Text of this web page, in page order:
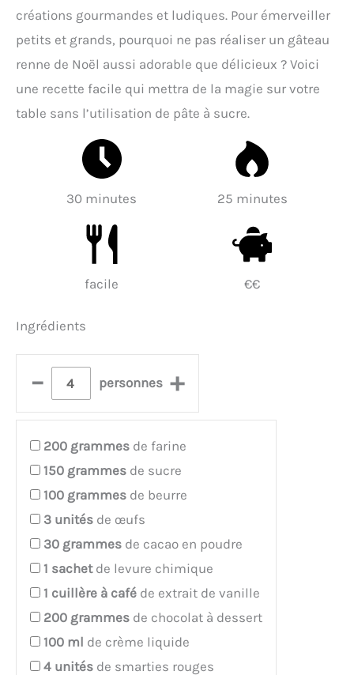
créations gourmandes et ludiques. Pour émerveiller
petits et grands, pourquoi ne pas réaliser un gâteau
renne de Noël aussi adorable que délicieux ? Voici
une recette facile qui mettra de la magie sur votre
table sans l’utilisation de pâte à sucre.
30 minutes 25 minutes
facile €€
Ingrédients
– personnes +
200 grammes de farine
150 grammes de sucre
100 grammes de beurre
3 unités de œufs
30 grammes de cacao en poudre
1 sachetde levure chimique
1 cuillère à café de extrait de vanille
200 grammes de chocolat à dessert
100 ml de crème liquide
4 unités de smarties rouges